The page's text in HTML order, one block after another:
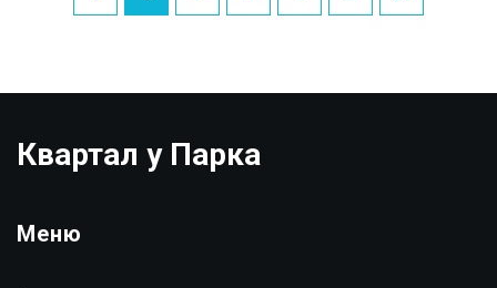
Квартал у Парка
Меню